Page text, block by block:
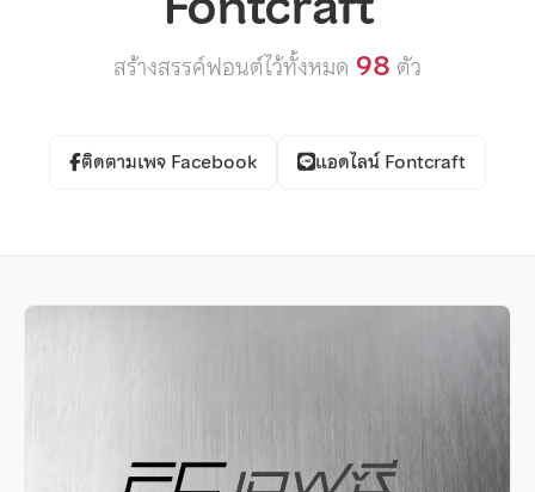
สร้างสรรค์ฟอนต์ไว้ทั้งหมด 98 ตัว
ติดตามเพจ Facebook แอดไลน์ Fontcraft